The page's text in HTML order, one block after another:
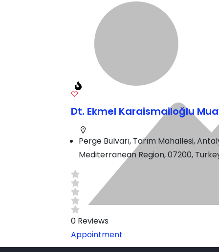
Dt. Ekmel Karaismailoğlu
Perge Bulvarı, Tarım Mahallesi,
Mediterranean Region, 07200,
0 Reviews
Appointment